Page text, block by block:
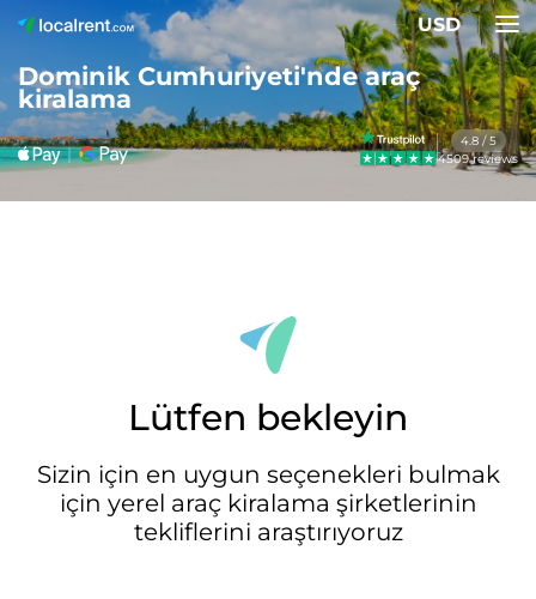
USD
Dominik Cumhuriyeti'nde araç
kiralama
4.8 / 5
4509 reviews
Lütfen bekleyin
Sizin için en uygun seçenekleri bulmak
için yerel araç kiralama şirketlerinin
tekliflerini araştırıyoruz